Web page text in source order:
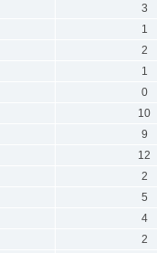
3
1
2
1
0
10
9
12
2
5
4
2